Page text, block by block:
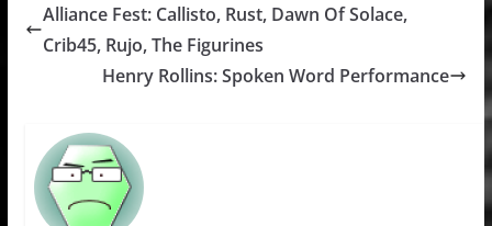
Alliance Fest: Callisto, Rust, Dawn Of Solace,
Crib45, Rujo, The Figurines
Henry Rollins: Spoken Word Performance